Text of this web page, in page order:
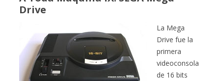
Drive
La Mega
Drive fue la
primera
videoconsola
de 16 bits